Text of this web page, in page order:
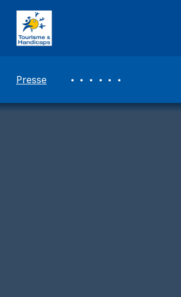
ASSOCIATION TOURISME ET HANDICAPS
Presse